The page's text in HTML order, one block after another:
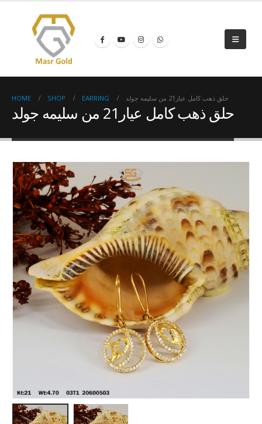
HOME SHOP EARRING حلق ذهب كامل عيار21 من سليمه جولد
حلق ذهب كامل عيار21 من سليمه جولد